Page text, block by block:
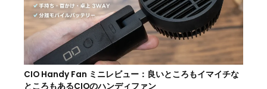
CIO Handy Fan ミニレビュー：良いところもイマイチな
ところもあるCIOのハンディファン